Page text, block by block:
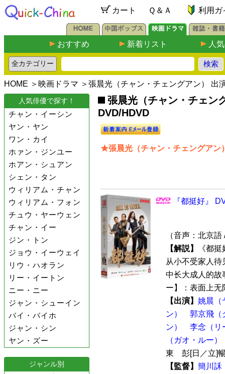
カート Ｑ＆Ａ 利用ガ
おすすめ 新着リスト 人
HOME ＞ 映画ドラマ ＞張晨光（チャン・チェングアン） 出
人気俳優で探す！
チャン・イーシン
ヤン・ヤン
ワン・カイ
ホァン・ジンユー
ホアン・シュアン
シェン・タン
ウィリアム・チャン
ウィリアム・フォン
チュウ・ヤーウェン
チャン・イー
ジン・トン
ジョウ・イーウェイ
リウ・ハオラン
リー・イートン
ニー・ニー
ジャン・シューイン
バイ・バイホ
ジャン・シン
ヤン・ズー
ジャンル別
張晨光（チャン・チェン
DVD/HDVD
★張晨光（チャン・チェングアン
『都挺好』
（音声：北京
【解説】
《都
从小不受家人
中长大成人的故
ー】：表面上无
【出演】 姚晨（
ン）
郭京飛（
ン）
李念（リ
（ガオ・ルー）
東 彭[日／立
【監督】 簡川訸